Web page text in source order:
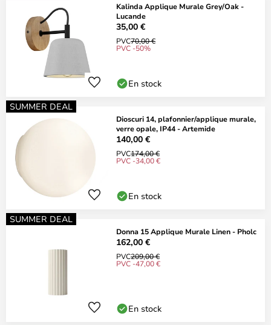
Kalinda Applique Murale Grey/Oak -
Lucande
35,00 €
PVC70,00 €
PVC -50%
En stock
SUMMER DEAL
Dioscuri 14, plafonnier/applique murale,
verre opale, IP44 - Artemide
140,00 €
PVC174,00 €
PVC -34,00 €
En stock
SUMMER DEAL
Donna 15 Applique Murale Linen - Pholc
162,00 €
PVC209,00 €
PVC -47,00 €
En stock